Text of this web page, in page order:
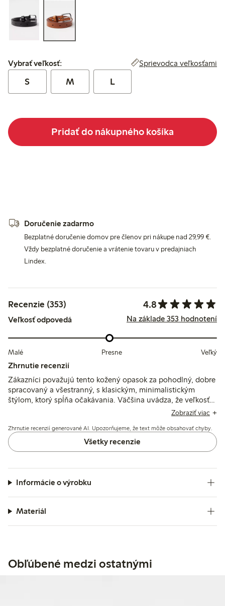
Vybrať veľkosť:
Vybrať veľkosť: Sprievodca veľkosťami
S M L
Pridať do nákupného košíka
Doručenie zadarmo
Bezplatné doručenie domov pre členov pri nákupe nad 29,99 €.
Vždy bezplatné doručenie a vrátenie tovaru v predajniach
Lindex.
Recenzie (353) 4.8
Veľkosť odpovedá Na základe 353 hodnotení
Malé Presne Veľký
Zhrnutie recenzií
Zákazníci považujú tento kožený opasok za pohodlný, dobre
spracovaný a všestranný, s klasickým, minimalistickým
štýlom, ktorý spĺňa očakávania. Väčšina uvádza, že veľkosť
zodpovedá skutočnosti, hoci niektorí navrhujú ďalšie
zlepšilo použiteľnosť.
Zobraziť viac
Zhrnutie recenzií generované AI. Upozorňujeme, že text môže obsahovať chyby.
Všetky recenzie
Informácie o výrobku
Materiál
Obľúbené medzi ostatnými